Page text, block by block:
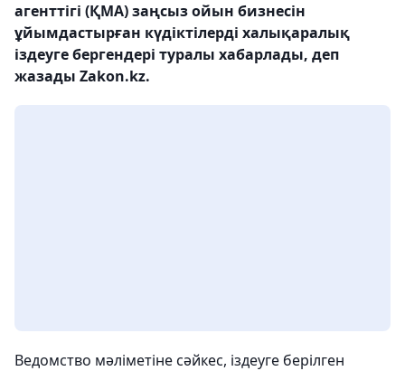
агенттігі (ҚМА) заңсыз ойын бизнесін
ұйымдастырған күдіктілерді халықаралық
іздеуге бергендері туралы хабарлады, деп
жазады Zakon.kz.
Ведомство мәліметіне сәйкес, іздеуге берілген